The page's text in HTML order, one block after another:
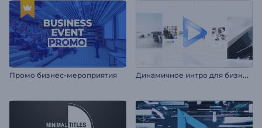
Промо бизнес-мероприятия Д
инамичное интро для бизнеса